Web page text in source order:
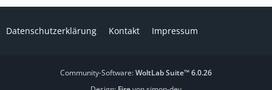
Datenschutzerklärung Kontakt Impressum
Community-Software:WoltLab Suite™ 6.0.26